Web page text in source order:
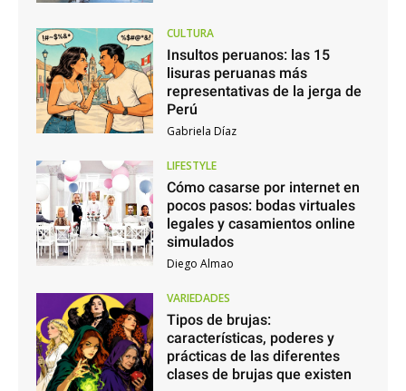
CULTURA
Insultos peruanos: las 15
lisuras peruanas más
representativas de la jerga de
Perú
Gabriela Díaz
LIFESTYLE
Cómo casarse por internet en
pocos pasos: bodas virtuales
legales y casamientos online
simulados
Diego Almao
VARIEDADES
Tipos de brujas:
características, poderes y
prácticas de las diferentes
clases de brujas que existen